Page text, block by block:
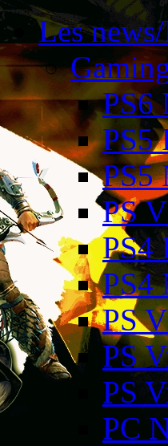
Les
PS6
PS5
PS5
PS
PS4
PS4
PS
PS
PS
PC